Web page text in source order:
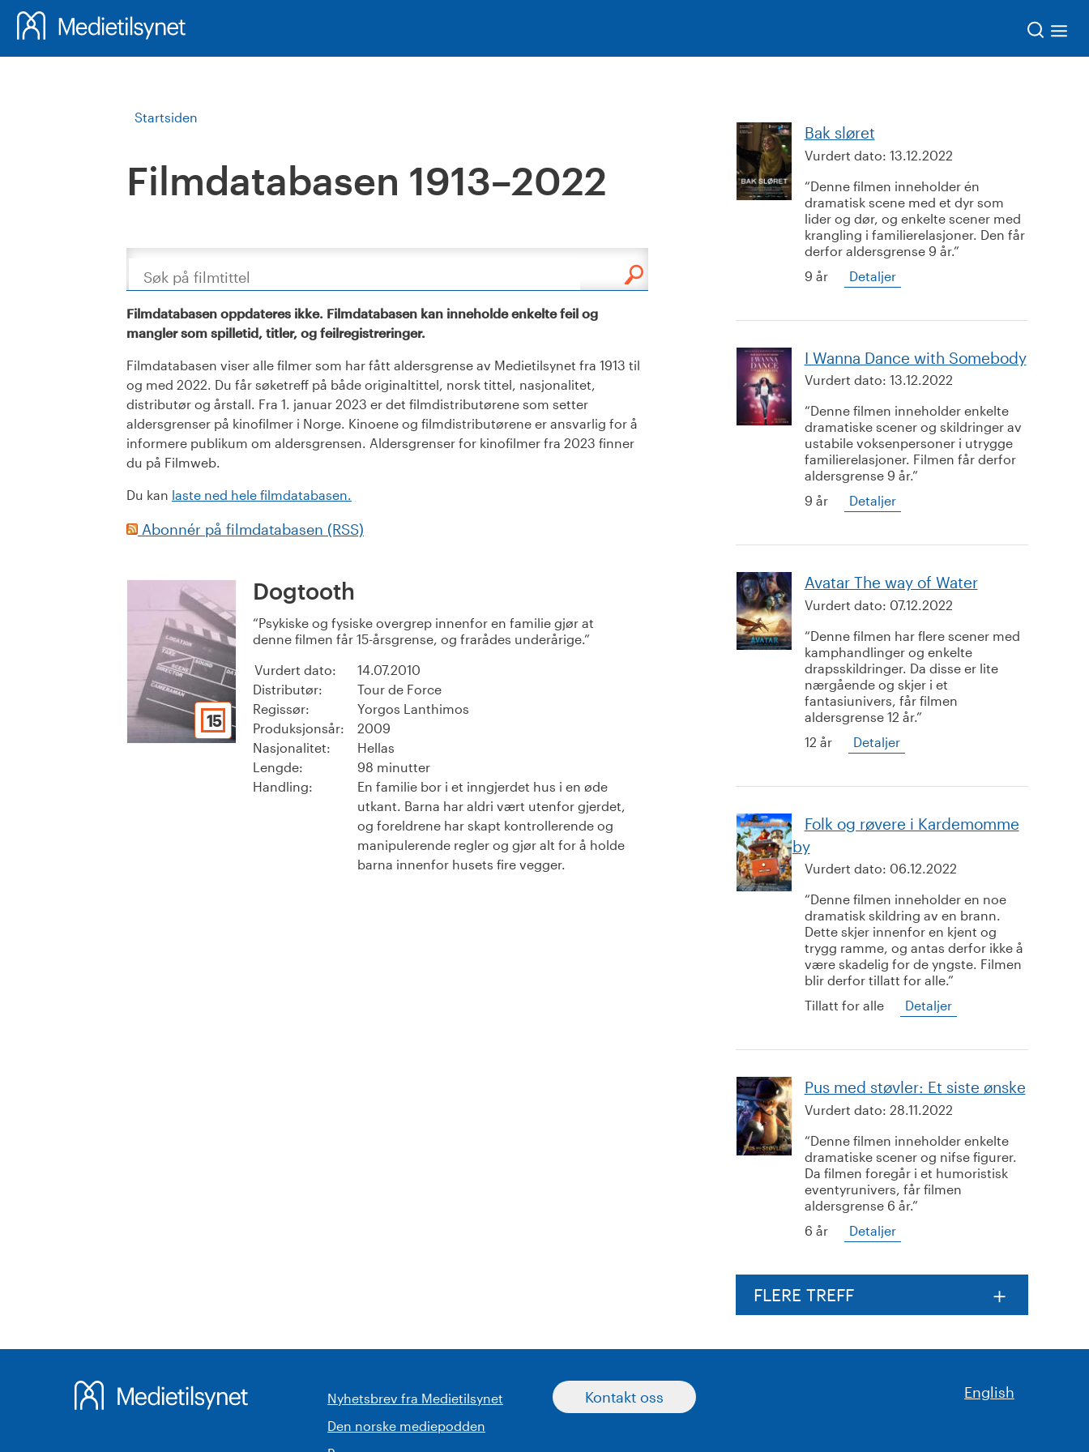
Startsiden
Filmdatabasen 1913–2022
Søk
Filmdatabasen oppdateres ikke. Filmdatabasen kan inneholde enkelte feil og
mangler som spilletid, titler, og feilregistreringer.
Filmdatabasen viser alle filmer som har fått aldersgrense av Medietilsynet fra 1913 til
og med 2022. Du får søketreff på både originaltittel, norsk tittel, nasjonalitet,
distributør og årstall. Fra 1. januar 2023 er det filmdistributørene som setter
aldersgrenser på kinofilmer i Norge. Kinoene og filmdistributørene er ansvarlig for å
informere publikum om aldersgrensen. Aldersgrenser for kinofilmer fra 2023 finner
du på Filmweb.
Du kan laste ned hele filmdatabasen.
Abonnér på filmdatabasen (RSS)
15
Dogtooth
Psykiske og fysiske overgrep innenfor en familie gjør at
denne filmen får 15-årsgrense, og frarådes underårige.
Vurdert dato:
14.07.2010
Distributør:
Tour de Force
Regissør:
Yorgos Lanthimos
Produksjonsår:
2009
Nasjonalitet:
Hellas
Lengde:
98 minutter
Handling:
En familie bor i et inngjerdet hus i en øde
utkant. Barna har aldri vært utenfor gjerdet,
og foreldrene har skapt kontrollerende og
manipulerende regler og gjør alt for å holde
barna innenfor husets fire vegger.
Bak sløret
Vurdert dato: 13.12.2022
Denne filmen inneholder én
dramatisk scene med et dyr som
lider og dør, og enkelte scener med
krangling i familierelasjoner. Den får
derfor aldersgrense 9 år.
9 år
Detaljer
I Wanna Dance with Somebody
Vurdert dato: 13.12.2022
Denne filmen inneholder enkelte
dramatiske scener og skildringer av
ustabile voksenpersoner i utrygge
familierelasjoner. Filmen får derfor
aldersgrense 9 år.
9 år
Detaljer
Avatar The way of Water
Vurdert dato: 07.12.2022
Denne filmen har flere scener med
kamphandlinger og enkelte
drapsskildringer. Da disse er lite
nærgående og skjer i et
fantasiunivers, får filmen
aldersgrense 12 år.
12 år
Detaljer
Folk og røvere i Kardemomme
by
Vurdert dato: 06.12.2022
Denne filmen inneholder en noe
dramatisk skildring av en brann.
Dette skjer innenfor en kjent og
trygg ramme, og antas derfor ikke å
være skadelig for de yngste. Filmen
blir derfor tillatt for alle.
Tillatt for alle
Detaljer
Pus med støvler: Et siste ønske
Vurdert dato: 28.11.2022
Denne filmen inneholder enkelte
dramatiske scener og nifse figurer.
Da filmen foregår i et humoristisk
eventyrunivers, får filmen
aldersgrense 6 år.
6 år
Detaljer
FLERE TREFF
Nyhetsbrev fra Medietilsynet
Den norske mediepodden
Kontakt oss English